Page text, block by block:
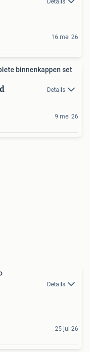
16 mei 26
binnenkappen set
Details
9 mei 26
Details
25 jul 26